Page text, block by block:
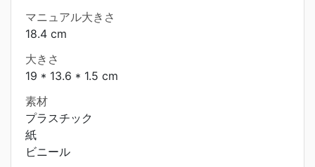
マニュアル大きさ
18.4 cm
大きさ
19 * 13.6 * 1.5 cm
素材
プラスチック
紙
ビニール